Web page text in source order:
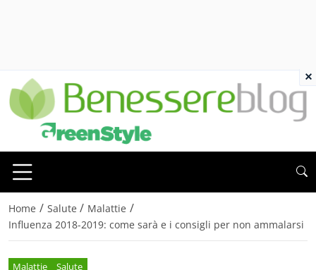
Home / Salute / Malattie /
Influenza 2018-2019: come sarà e i consigli per non ammalarsi
Malattie Salute
×